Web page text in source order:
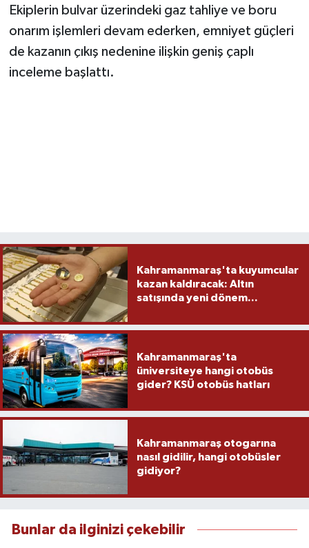
Ekiplerin bulvar üzerindeki gaz tahliye ve boru
onarım işlemleri devam ederken, emniyet güçleri
de kazanın çıkış nedenine ilişkin geniş çaplı
inceleme başlattı.
Kahramanmaraş'ta kuyumcular
kazan kaldıracak: Altın
satışında yeni dönem...
Kahramanmaraş'ta
üniversiteye hangi otobüs
gider? KSÜ otobüs hatları
Kahramanmaraş otogarına
nasıl gidilir, hangi otobüsler
gidiyor?
Bunlar da ilginizi çekebilir